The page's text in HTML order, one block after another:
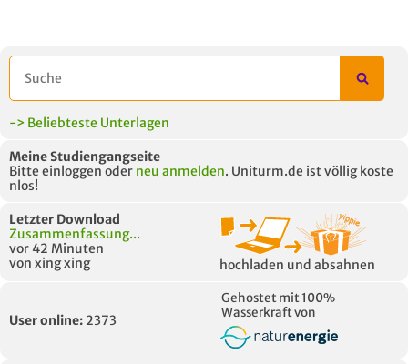
-> Beliebteste Unterlagen
Meine Studiengangseite
Bitte einloggen oder neu anmelden. Uniturm.de ist völlig koste
nlos!
Letzter Download
Zusammenfassung...
vor 42 Minuten
von xing xing
hochladen und absahnen
User online: 2373
Gehostet mit 100%
Wasserkraft von